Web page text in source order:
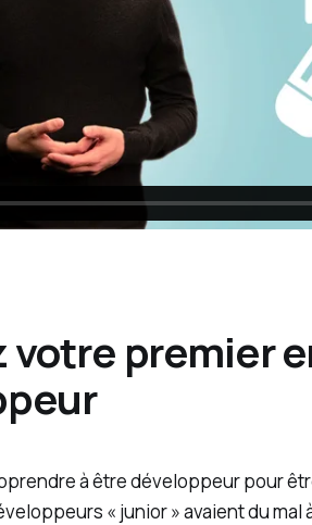
votre premier
à être développeur pour
« junior » avaient du mal